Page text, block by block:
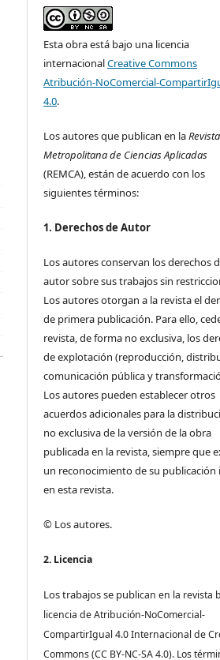
Esta obra está bajo una licencia
internacionalCreative Commons
Atribución-NoComercial-
4.0.
Los autores que publican en laRevista
Metropolitana de Ciencias Aplicadas
(REMCA), están de acuerdo con los
siguientes términos:
1. Derechos de Autor
Los autores conservan los derechos
autor sobre sus trabajos sin
Los autores otorgan a la revista el
de primera publicación. Para ello,
revista, de forma no exclusiva, los
de explotación (reproducción,
comunicación pública y
Los autores pueden establecer otros
acuerdos adicionales para la
no exclusiva de la versión de la obra
publicada en la revista, siempre que
un reconocimiento de su publicación
en esta revista.
© Los autores.
2. Licencia
Los trabajos se publican en la revista
licencia de Atribución-NoComercial-
CompartirIgual 4.0 Internacional de
Commons (CC BY-NC-SA 4.0). Los